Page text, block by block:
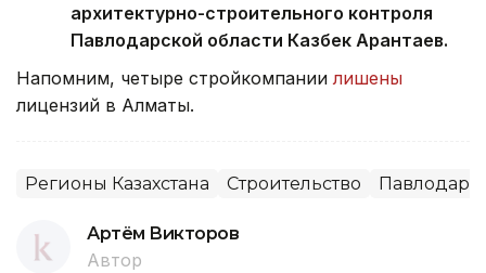
архитектурно-строительного контроля
Павлодарской области Казбек Арантаев.
Напомним, четыре стройкомпании лишены
лицензий в Алматы.
Регионы Казахстана Строительство
Артём Викторов
Автор